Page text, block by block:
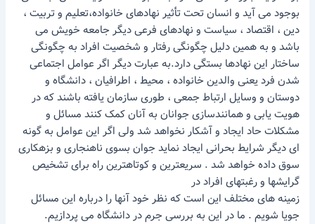
بوجود می آید و انسان تحت تأثیر نهادهای خانواده،تعلیم و تربیت ،
دین ، اقتصاد ، سیاست و نهادهای فرعی دیگر جامعه خویش می
باشد و به همین دلیل چگونگی رفتار و شخصیت افراد به چگونگی
ساختار این نهادها بستگی دارد.به عبارت دیگر اگر عوامل اجتماعی
شدن فرد یعنی والدین خانواده ، محیط ، اطرافیان ، دانشگاه و
دوستان و وسایل ارتباط جمعی ، طوری سازمان یافته باشند که در
هویت یابی و همانندسازی جوانان به آنان کمک کنند مسائل و
مشکلات حاد ایجاد و آشکار نخواهد شد ولی اگر این عوامل به گونه
ای دیگر شرایط بحرانی ایجاد نماید جوان بسوی ناهنجاری و بزهکاری
سوق داده خواهد شد . سریعترین و کوتاهترین راه برای تشخیص
گرایشها و رغبتهای افراد در
زمینه های مختلف این است که نظر خود آنها را درباره این مسائل
جویا شویم . ما در این به بررسی جرم در دانشگاه می پردازیم.